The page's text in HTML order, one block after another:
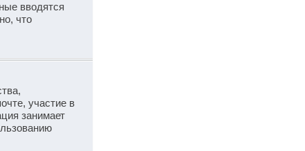
вводятся
что
участие в
занимает